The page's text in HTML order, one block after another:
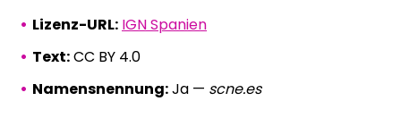
Lizenz-URL: IGN Spanien
Text:CC BY 4.0
Namensnennung:Ja — scne.es